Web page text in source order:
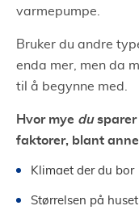
varmepumpe.
Bruker du andre
enda mer, men da
til å begynne med.
Hvor mye dusparer
faktorer, blant
Klimaet der du bor
Størrelsen på huset